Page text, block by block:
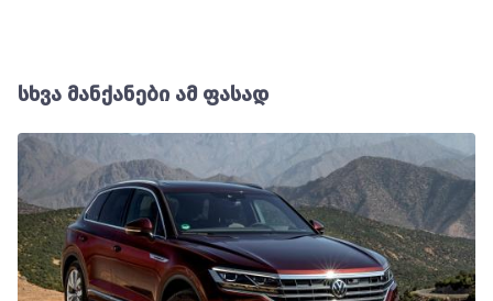
სხვა მანქანები ამ ფასად